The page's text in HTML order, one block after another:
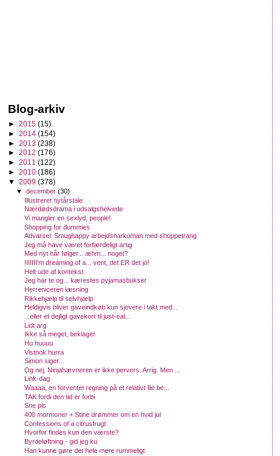
Blog-arkiv
► 2015 (15)
► 2014 (154)
► 2013 (238)
► 2012 (176)
► 2011 (122)
► 2010 (186)
▼ 2009 (378)
▼december(30)
Illustreret nytårstale
Nærdødsdrama i udsalgshelvede
Vi mangler en sexlyd, people!
Shopping for dummies
Advarsel: Smughappy arbejdsnarkoman med shoppetrang
Jeg må have været forfærdeligt artig
Med nyt hår følger... æhm... noget?
IIIIIII'm dreaming of a... vent, det ER det jo!
Helt ude af kontekst
Jeg har te og... kærestes pyjamasbukser
Herreniceren læsning
Rikkehjælp til selvhjælp
Heldigvis bliver gaveindkøb kun sjovere i takt med...
...eller et dejligt gavekort til just-eat...
Lidt arg
Ikke så meget, beklager
Hu huuuu
Vistnok hurra
Simon siger...
Og nej, Ninjahævneren er ikke pervers. Arrig. Men ...
Link-dag
Waaaa, en forventet regning på et relativt lile be...
TAK fordi den tid er forbi
Sne pls
400 mormoner + Stine drømmer om en hvid jul
Confessions of a citrusfrugt
Hvorfor findes kun den værste?
Byrdeløftning - gid jeg ku
Han kunne gøre det hele mere rummeligt